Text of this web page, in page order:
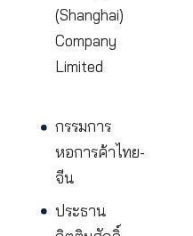
King Wai
Group
กรรมการบ
King Wai
Holdings